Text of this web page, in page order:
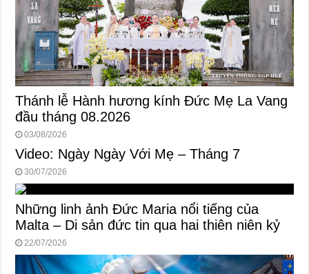
Thánh lễ Hành hương kính Đức Mẹ La Vang
đầu tháng 08.2026
03/08/2026
Video: Ngày Ngày Với Mẹ – Tháng 7
30/07/2026
Những linh ảnh Đức Maria nổi tiếng của
Malta – Di sản đức tin qua hai thiên niên kỷ
22/07/2026